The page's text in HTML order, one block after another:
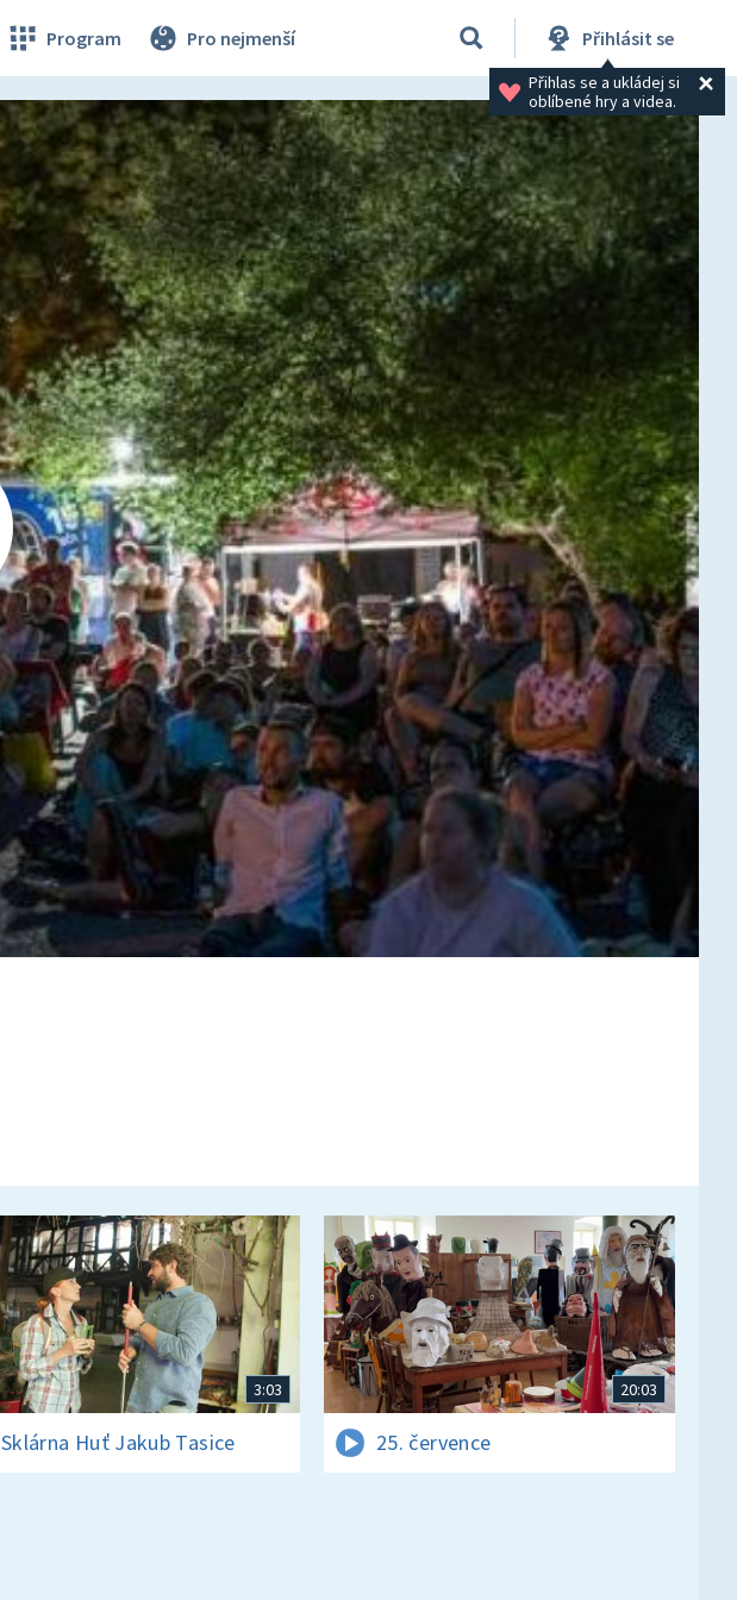
Program Pro nejmenší Přihlásit se
Přihlas se a ukládej si
oblíbené hry a videa.
3:03
Sklárna Huť Jakub Tasice
20:03
25. července